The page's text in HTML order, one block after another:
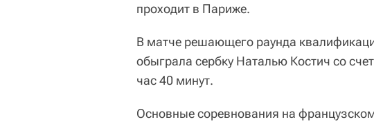
проходит в Париже.
В матче решающего раунда
обыграла сербку Наталью Костич со
час 40 минут.
Основные соревнования на